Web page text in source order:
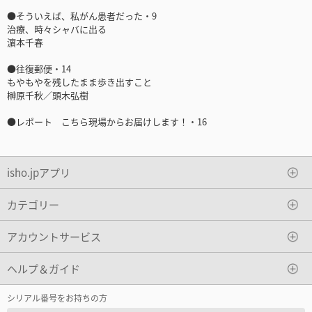
●そういえば、私がん患者だった・9
治療、時々シャバに出る
濵本千春
●往復郵便・14
もやもやを残したまま歩き出すこと
榊原千秋／頭木弘樹
●レポート こちら現場からお届けします！・16
isho.jpアプリ
カテゴリー
アカウントサービス
ヘルプ＆ガイド
シリアル番号をお持ちの方